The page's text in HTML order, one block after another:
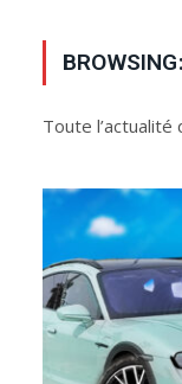
BROWSING:
Toute l’actualité